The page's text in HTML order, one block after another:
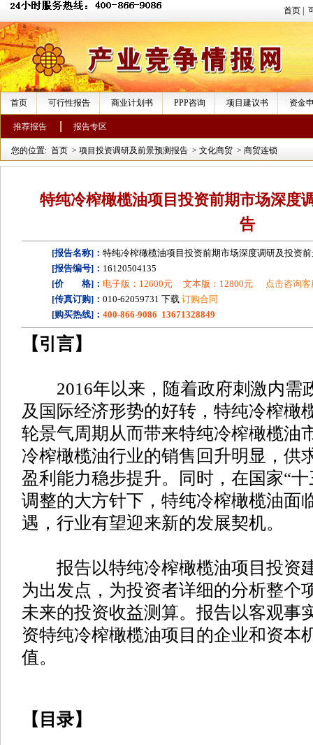
首页
首页 可行性报告 商业计划书 PPP咨询 项目建议书 资金
推荐报告 报告专区
您的位置: 首页 > 项目投资调研及前景预测报告 > 文化商贸 > 商贸连锁
特纯冷榨橄榄油项目投资前期市场深度
告
[报告名称]： 特纯冷榨橄榄油项目投资前期市场深度调研及投资
[报告编号]： 16120504135
[价 格]： 电子版：12600元 文本版：12800元
点击咨询客
[传真订购]： 010-62059731 下载 订购合同
[购买热线]： 400-866-9086 13671328849
【引言】
2016年以来，随着政府刺激内需
及国际经济形势的好转，特纯冷榨橄
轮景气周期从而带来特纯冷榨橄榄油
冷榨橄榄油行业的销售回升明显，供
盈利能力稳步提升。同时，在国家“
调整的大方针下，特纯冷榨橄榄油面
遇，行业有望迎来新的发展契机。
报告以特纯冷榨橄榄油项目投资
为出发点，为投资者详细的分析整个
未来的投资收益测算。报告以客观事
资特纯冷榨橄榄油项目的企业和资本
值。
【目录】